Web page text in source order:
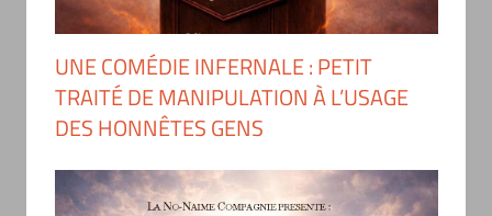
UNE COMÉDIE INFERNALE : PETIT
TRAITÉ DE MANIPULATION À L’USAGE
DES HONNÊTES GENS